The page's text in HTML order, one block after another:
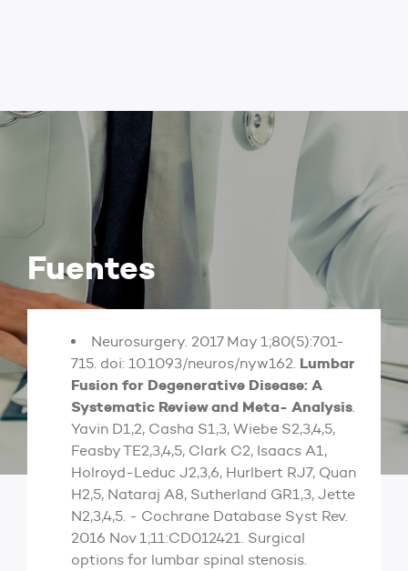
Fuentes
Neurosurgery. 2017 May 1;80(5):701-
715. doi: 10.1093/neuros/nyw162. Lumbar
Fusion for Degenerative Disease: A
Systematic Review and Meta- Analysis
Yavin D1,2, Casha S1,3, Wiebe S2,3,4,5,
Feasby TE2,3,4,5, Clark C2, Isaacs A1,
Holroyd-Leduc J2,3,6, Hurlbert RJ7, Quan
H2,5, Nataraj A8, Sutherland GR1,3, Jette
N2,3,4,5. - Cochrane Database Syst Rev.
2016 Nov 1;11:CD012421. Surgical
options for lumbar spinal stenosis.